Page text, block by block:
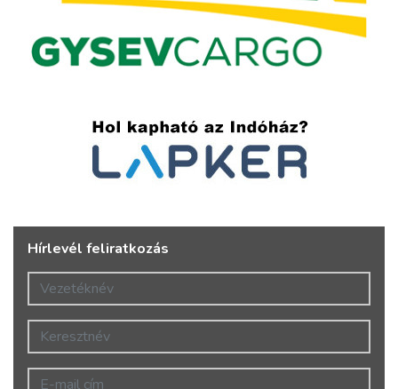
Hírlevél feliratkozás
Vezetéknév
Keresztnév
E-mail cím